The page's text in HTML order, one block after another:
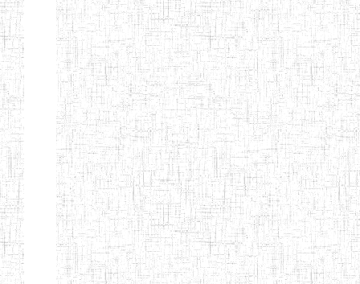
TEACHERS'
TRAINING AND
EMPOWERMENT
PROGRAMME
(CISETTEP)
ALBERT
TEACHERS'
TRAINING
INSTITUTE
CAMEROUN
27/08/2015 ENIEG